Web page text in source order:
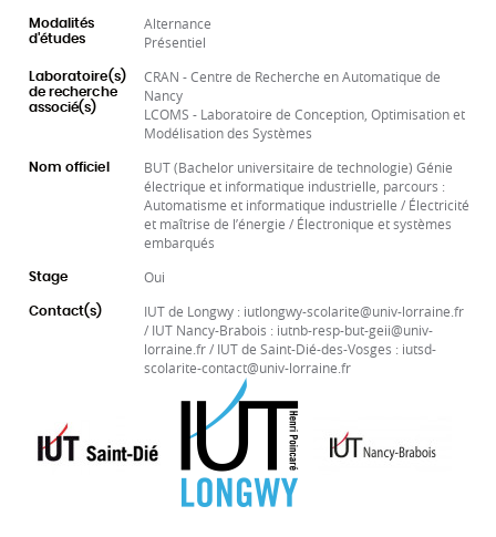
Modalités
d'études
Alternance
Présentiel
Laboratoire(s)
de recherche
associé(s)
CRAN - Centre de Recherche en Automatique de
Nancy
LCOMS - Laboratoire de Conception, Optimisation et
Modélisation des Systèmes
Nom officiel
BUT (Bachelor universitaire de technologie) Génie
électrique et informatique industrielle, parcours :
Automatisme et informatique industrielle / Électricité
et maîtrise de l’énergie / Électronique et systèmes
embarqués
Stage Oui
Contact(s)
IUT de Longwy : iutlongwy-scolarite@univ-lorraine.fr
/ IUT Nancy-Brabois : iutnb-resp-but-geii@univ-
lorraine.fr / IUT de Saint-Dié-des-Vosges : iutsd-
scolarite-contact@univ-lorraine.fr